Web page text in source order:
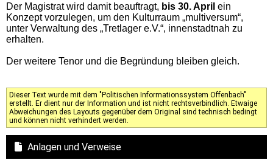
Der Magistrat wird damit beauftragt, bis 30. April ein
Konzept vorzulegen, um den Kulturraum „multiversum“,
unter Verwaltung des „Tretlager e.V.“, innenstadtnah zu
erhalten.
Der weitere Tenor und die Begründung bleiben gleich.
Dieser Text wurde mit dem "Politischen Informationssystem Offenbach"
erstellt. Er dient nur der Information und ist nicht rechtsverbindlich. Etwaige
Abweichungen des Layouts gegenüber dem Original sind technisch bedingt
und können nicht verhindert werden.
Anlagen und Verweise